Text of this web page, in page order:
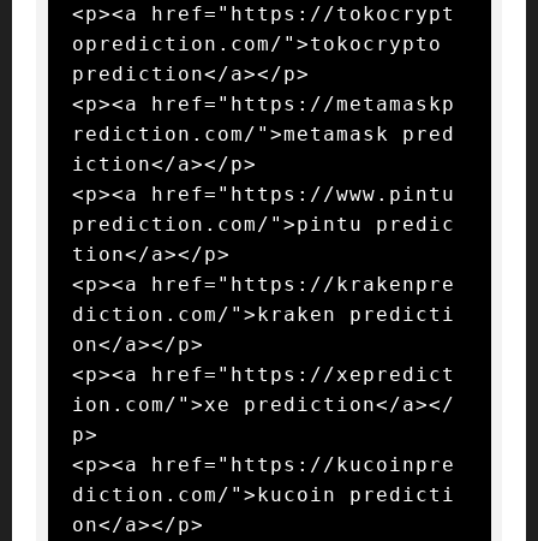
<p><a href="https://tokocrypt
oprediction.com/">tokocrypto
prediction</a></p>
<p><a href="https://metamaskp
rediction.com/">metamask pred
iction</a></p>
<p><a href="https://www.pintu
prediction.com/">pintu predic
tion</a></p>
<p><a href="https://krakenpre
diction.com/">kraken predicti
on</a></p>
<p><a href="https://xepredict
ion.com/">xe prediction</a></
p>
<p><a href="https://kucoinpre
diction.com/">kucoin predicti
on</a></p>